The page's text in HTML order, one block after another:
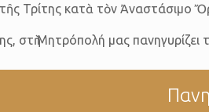
Τρίτης κατὰ τὸν Ἀναστάσιμο
στὴ Μητρόπολή μας πανηγυρίζει